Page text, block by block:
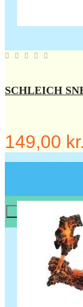
SCHLEICH
149,00 kr.